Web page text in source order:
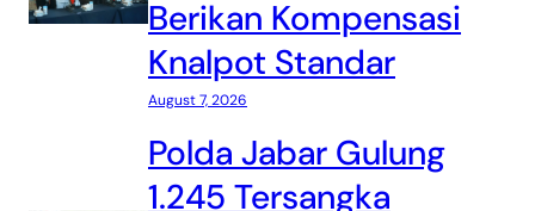
Berikan Kompensasi
Knalpot Standar
August 7, 2026
Polda Jabar Gulung
1.245 Tersangka